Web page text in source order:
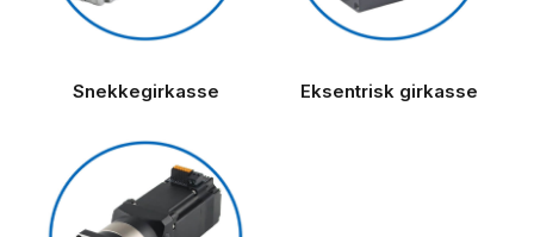
Snekkegirkasse Eksentrisk girkasse